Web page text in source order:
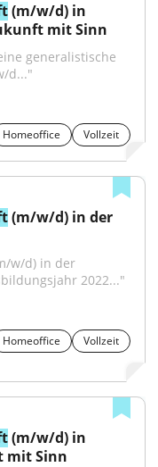
(m/w/d) in
mit Sinn
d..."
Homeoffice Vollzeit
(m/w/d) in der
w/d) in der
2022..."
Homeoffice
Vollzeit
(m/w/d) in
mit Sinn